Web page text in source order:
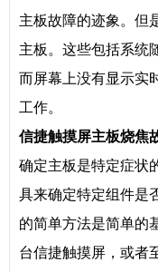
主板故障的迹象。但
主板。这些包括系统
而屏幕上没有显示实
工作。
信捷触摸屏主板烧焦
确定主板是特定症状
具来确定特定组件是
的简单方法是简单的
台信捷触摸屏，或者